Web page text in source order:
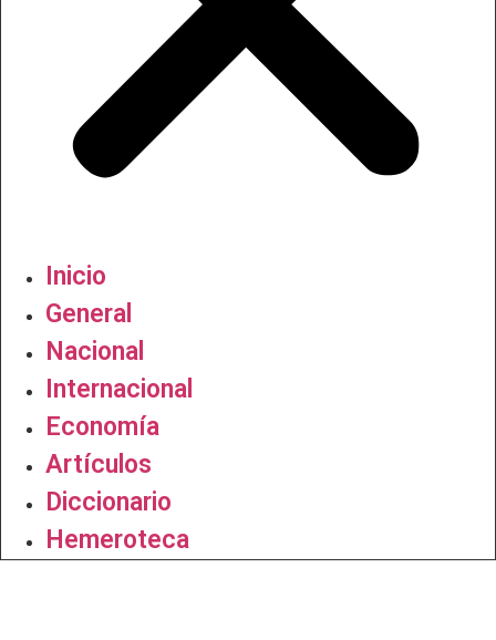
Inicio
General
Nacional
Internacional
Economía
Artículos
Diccionario
Hemeroteca